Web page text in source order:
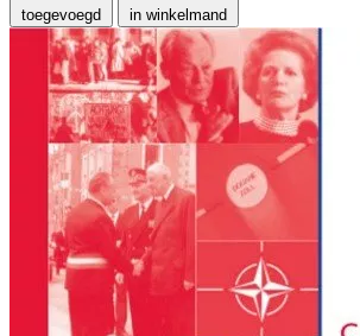
toegevoegd in winkelmand